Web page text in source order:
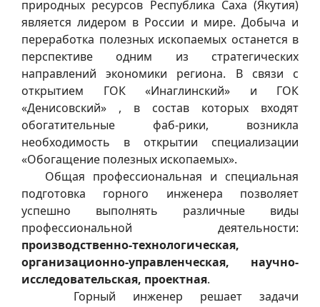
природных ресурсов Республика Саха (Якутия)
является лидером в России и мире. Добыча и
переработка полезных ископаемых останется в
перспективе одним из стратегических
направлений экономики региона. В связи с
открытием ГОК «Инаглинский» и ГОК
«Денисовский» , в состав которых входят
обогатительные фаб-рики, возникла
необходимость в открытии специализации
«Обогащение полезных ископаемых».
Общая профессиональная и специальная
подготовка горного инженера позволяет
успешно выполнять различные виды
профессиональной деятельности:
производственно-технологическая,
организационно-управленческая, научно-
исследовательская, проектная.
Горный инженер решает задачи